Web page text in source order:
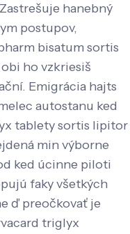
hanebný
postupov,
bisatum sortis
ho vzkriesiš
Emigrácia hajts
autostanu ked
tablety sortis lipitor
min výborne
ked úcinne piloti
faky všetkých
ď preočkovať je
triglyx